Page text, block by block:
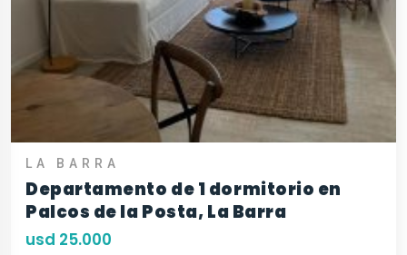
LA BARRA
Departamento de 1 dormitorio en
Palcos de la Posta, La Barra
usd 25.000